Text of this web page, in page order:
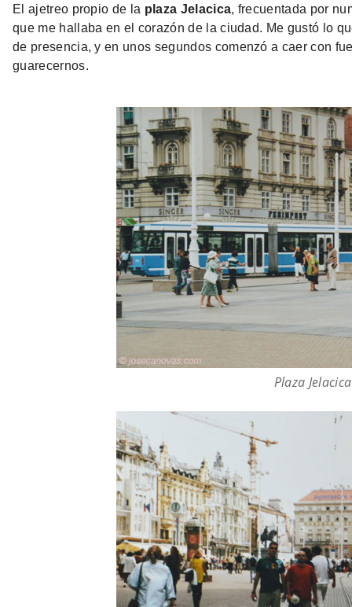
El ajetreo propio de la plaza Jelacica, frecuentada por
que me hallaba en el corazón de la ciudad. Me gustó lo
de presencia, y en unos segundos comenzó a caer con
guarecernos.
Plaza Jelacica